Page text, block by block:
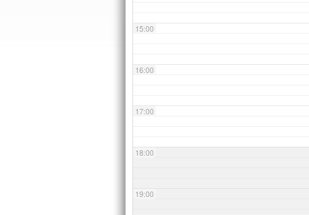
15:00
16:00
17:00
18:00
19:00